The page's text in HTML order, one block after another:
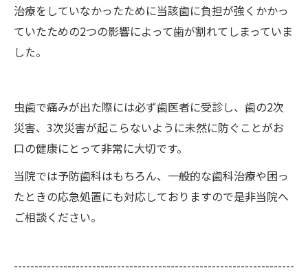
治療をしていなかったために当該歯に負担が強くかかっ
ていたための2つの影響によって歯が割れてしまっていま
した。
虫歯で痛みが出た際には必ず歯医者に受診し、歯の2次
災害、3次災害が起こらないように未然に防ぐことがお
口の健康にとって非常に大切です。
当院では予防歯科はもちろん、一般的な歯科治療や困っ
たときの応急処置にも対応しておりますので是非当院へ
ご相談ください。
--------------------------------------------------------------------